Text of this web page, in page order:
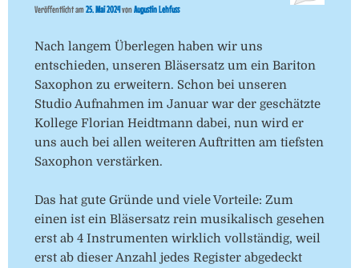
Veröffentlicht am25. Mai 2024 vonAugustin Lehfuss
Nach langem Überlegen haben wir uns
entschieden, unseren Bläsersatz um ein Bariton
Saxophon zu erweitern. Schon bei unseren
Studio Aufnahmen im Januar war der geschätzte
Kollege Florian Heidtmann dabei, nun wird er
uns auch bei allen weiteren Auftritten am tiefsten
Saxophon verstärken.
Das hat gute Gründe und viele Vorteile: Zum
einen ist ein Bläsersatz rein musikalisch gesehen
erst ab 4 Instrumenten wirklich vollständig, weil
erst ab dieser Anzahl jedes Register abgedeckt